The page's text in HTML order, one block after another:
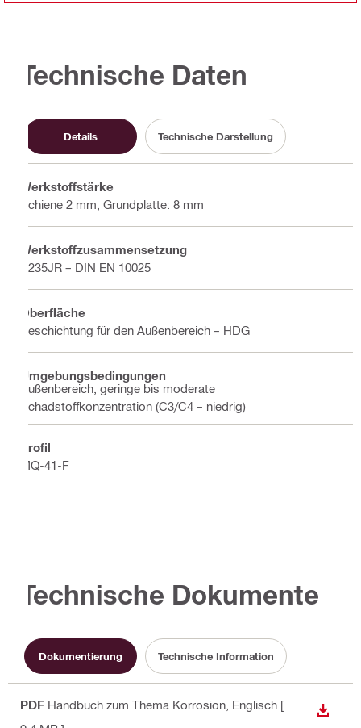
Technische Daten
Details Technische Darstellung
Werkstoffstärke
Schiene 2 mm, Grundplatte: 8 mm
Werkstoffzusammensetzung
S235JR – DIN EN 10025
Oberfläche
Beschichtung für den Außenbereich – HDG
Umgebungsbedingungen
Außenbereich, geringe bis moderate
Schadstoffkonzentration (C3/C4 – niedrig)
Profil
MQ-41-F
Technische Dokumente
Dokumentierung Technische Information
PDF Handbuch zum Thema Korrosion , Englisch [